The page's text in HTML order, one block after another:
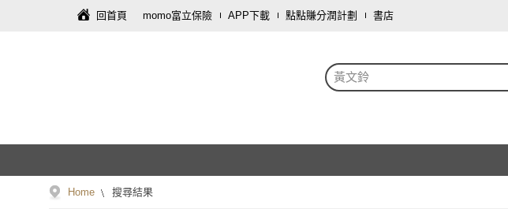
回首頁 momo富立保險 APP下載 點點賺分潤計劃 書店
黃文鈴
Home 搜尋結果